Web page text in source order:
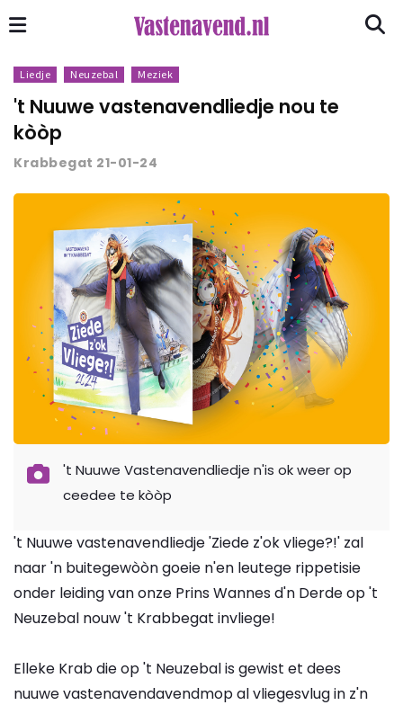
Liedje Neuzebal Meziek
't Nuuwe vastenavendliedje nou te
kòòp
Krabbegat 21-01-24
't Nuuwe Vastenavendliedje n'is ok weer op
ceedee te kòòp
't Nuuwe vastenavendliedje 'Ziede z'ok vliege?!' zal
naar 'n buitegewòòn goeie n'en leutege rippetisie
onder leiding van onze Prins Wannes d'n Derde op 't
Neuzebal nouw 't Krabbegat invliege!
Elleke Krab die op 't Neuzebal is gewist et dees
nuuwe vastenavendavendmop al vliegesvlug in z'n